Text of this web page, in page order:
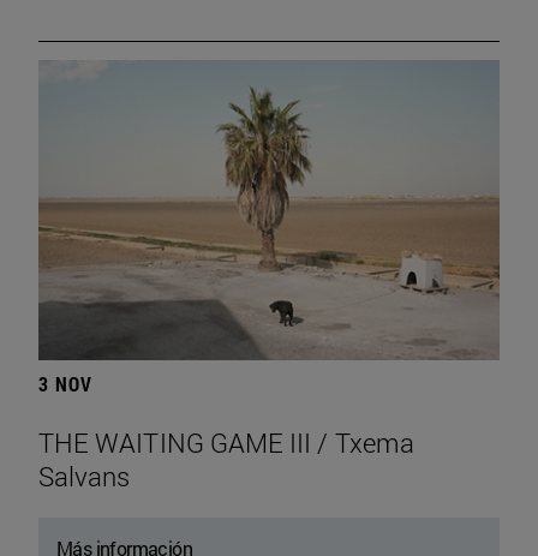
3 NOV
THE WAITING GAME III / Txema
Salvans
Más información